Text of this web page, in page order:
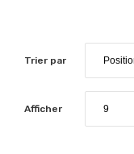
Trier par
Afficher